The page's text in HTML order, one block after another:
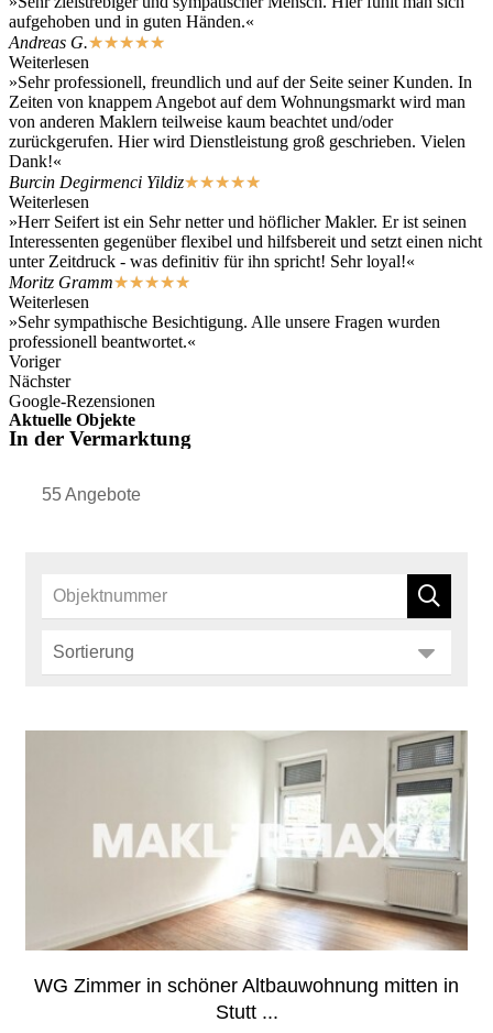
aufgehoben und in guten Händen.«
Andreas G.★★★★★
Weiterlesen
»Sehr professionell, freundlich und auf der Seite seiner Kunden. In
Zeiten von knappem Angebot auf dem Wohnungsmarkt wird man
von anderen Maklern teilweise kaum beachtet und/oder
zurückgerufen. Hier wird Dienstleistung groß geschrieben. Vielen
Dank!«
Burcin Degirmenci Yildiz★★★★★
Weiterlesen
»Herr Seifert ist ein Sehr netter und höflicher Makler. Er ist seinen
Interessenten gegenüber flexibel und hilfsbereit und setzt einen nicht
unter Zeitdruck - was definitiv für ihn spricht! Sehr loyal!«
Moritz Gramm★★★★★
Weiterlesen
»Sehr sympathische Besichtigung. Alle unsere Fragen wurden
professionell beantwortet.«
Voriger
Nächster
Google-Rezensionen
Aktuelle Objekte
In der Vermarktung